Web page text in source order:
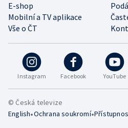
Instagram Facebook YouTube
E-shop
Mobilní a TV aplikace
Vše o ČT
© Česká televize
English•Ochrana soukromí•